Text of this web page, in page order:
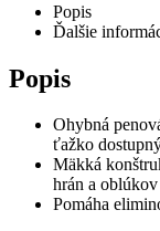
Popis
Ďalšie
Popis
Ohybná
ťažko
Mäkká
hrán a oblúkov
Pomáha